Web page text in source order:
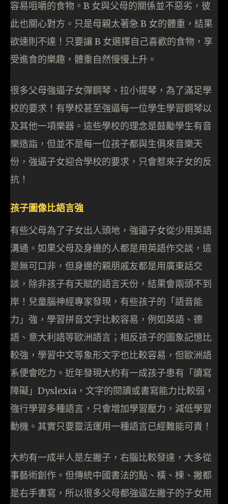
容易咀嚼的食物。B 女與父母的關係並不惡劣，彼
此也關心對方。只是母親太著急 B 女的體重，結果
欲速則不達！只要讓 B 女選擇自己喜歡的食物，享
受進食的樂趣，體重自然慢慢上升。
很多父母強逼子女彈鋼琴、拉小提琴，為了滿足學
校的要求！有學校甚至強逼每一位學生學習鋼琴以
及其他一項樂器。這些學校的理念是鼓勵學生有音
樂造詣，但並不是每一位孩子都與生俱來音樂天
份，強逼子女迎合學校的要求，只會惹來子女的反
抗！
孩子圖像比語言強
有些父母為了子女出人頭地，強逼子女從少用英語
溝通。如果父母及身邊的人都是用英語作交談，這
是無可口非，但身邊的親朋戚友都是用廣東話交
談，除非孩子有天賦的語言天份，結果會兩頭不到
岸！兒童腦神經專家發現，有些孩子的「語音能
力」強，學習拼音文字比較容易，例如英語、德
語、意大利語等歐洲語言；相反孩子的圖象記憶比
較強，學習中文等象形文字也比較容易，但歐洲語
系便會吃力。近年發現大約有一成孩子患有「讀寫
障礙」Dyslexia，文字的閱讀或書寫能力比較弱，
強行學習多種語言，只會增加學習壓力，減低學習
動機。其實只要靈活運用一種語言已經難能可貴！
大約有一成半人是左撇子，右腦比較發達，大多從
事藝術創作。但傳統中國書法的點、橫、楝、撇都
是右手書寫，所以很多父母都強逼左撇子的子女用